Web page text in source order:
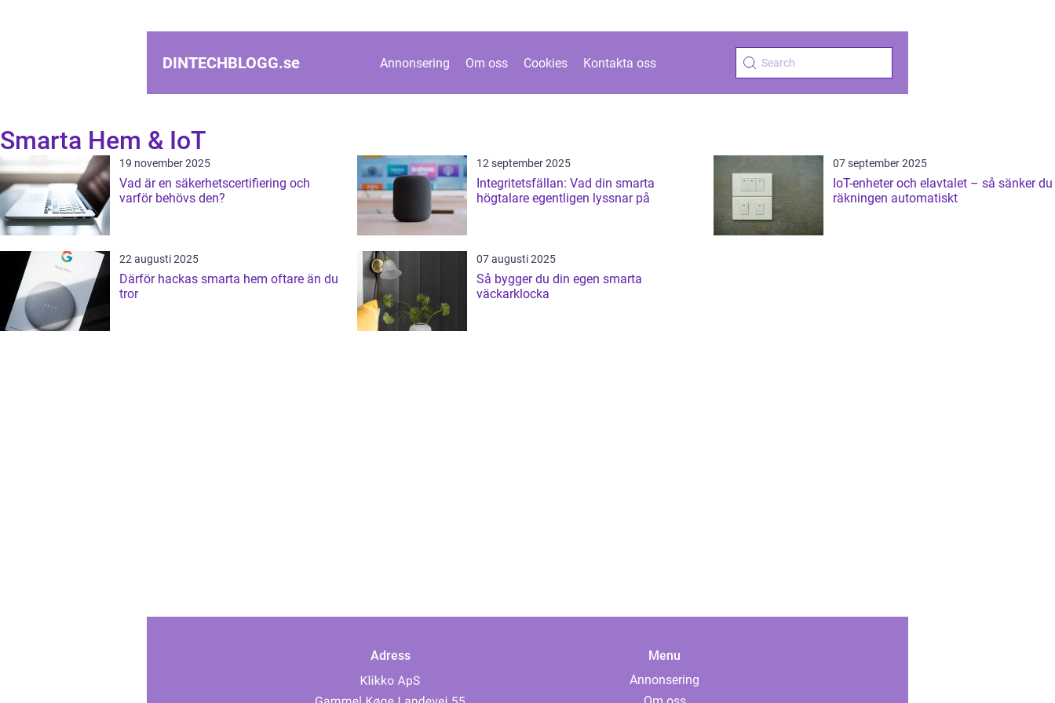
DINTECHBLOGG.se Annonsering Om oss Cookies Kontakta oss
Smarta Hem & IoT
19 november 2025
Vad är en säkerhetscertifiering och
varför behövs den?
12 september 2025
Integritetsfällan: Vad din smarta
högtalare egentligen lyssnar på
07 september 2025
IoT-enheter och elavtalet – så sänker du
räkningen automatiskt
22 augusti 2025
Därför hackas smarta hem oftare än du
tror
07 augusti 2025
Så bygger du din egen smarta
väckarklocka
Adress
Menu
Annonsering